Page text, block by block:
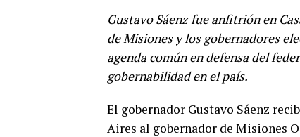
Gustavo Sáenz fue anfitrión en
de Misiones y los gobernadores
agenda común en defensa del
gobernabilidad en el país.
El gobernador Gustavo Sáenz
Aires al gobernador de Misiones